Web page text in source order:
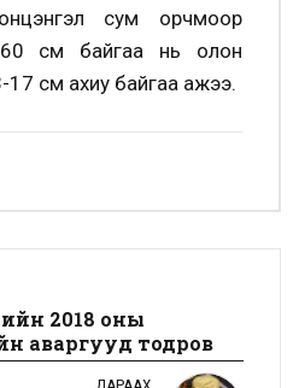
сум орчмоор
60 см байгаа нь олон
см ахиу байгаа ажээ.
2018 оны
аваргууд тодров